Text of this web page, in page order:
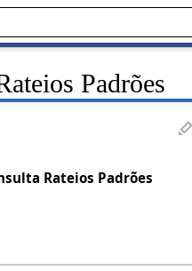
Padrões
Rateios Padrões